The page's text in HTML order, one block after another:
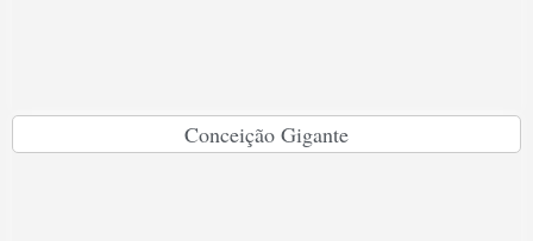
Conceição Gigante